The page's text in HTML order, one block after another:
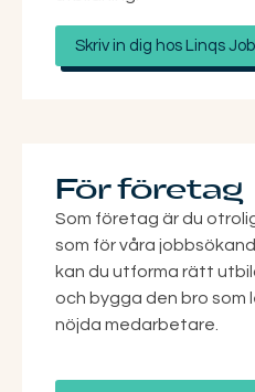
Skriv in dig hos Linqs
För företag
Som företag är du
som för våra
kan du utforma rätt
och bygga den bro som
nöjda medarbetare.